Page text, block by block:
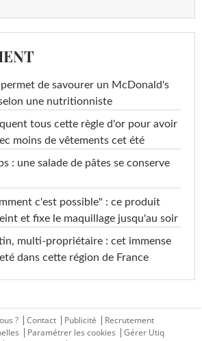
de savourer un McDonald's
une nutritionniste
tous cette règle d'or pour avoir
moins de vêtements cet été
: une salade de pâtes se conserve
c'est possible" : ce produit
et fixe le maquillage jusqu'au soir
multi-propriétaire : cet immense
dans cette région de France
? Contact Publicité
Recrutement
Paramétrer les cookies
Gérer Utiq